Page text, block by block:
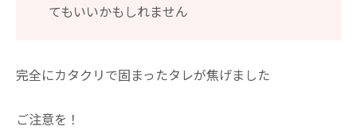
てもいいかもしれません
完全にカタクリで固まったタレが焦げました
ご注意を！